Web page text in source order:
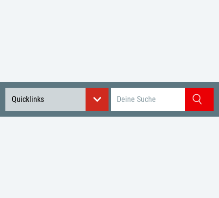
Quicklinks
Suchbegriff eingeben